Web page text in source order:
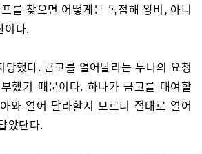
를 찾으면 어떻게든 독점해 왕비, 아니
이다.
당했다. 금고를 열어달라는 두나의 요청
했기 때문이다. 하나가 금고를 대여할
와 열어 달라할지 모르니 절대로 열어
았단다.